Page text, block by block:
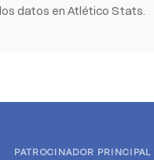
datos en Atlético Stats.
PATROCINADOR PRINCIPAL